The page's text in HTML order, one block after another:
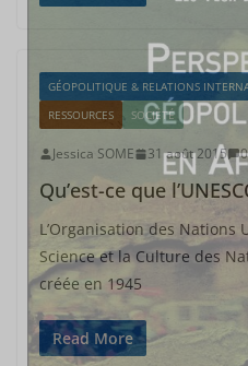
GÉOPOLITIQUE & RELATIONS
RESSOURCES
SOCIÉTÉ
Jessica SOME 31 août 2015
Qu’est-ce que
L’Organisation des Nations
Science et la Culture des
créée en 1945
Read More